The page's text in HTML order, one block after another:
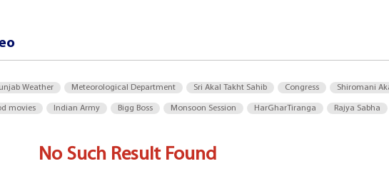
Weather Meteorological Department Sri Akal Takht Sahib Congress Shiromani
movies Indian Army Bigg Boss Monsoon Session HarGharTiranga Rajya Sabha
No Such Result Found